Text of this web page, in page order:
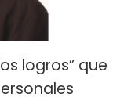
logros” que